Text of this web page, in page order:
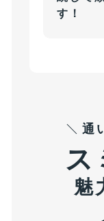
す！
通
ス
魅